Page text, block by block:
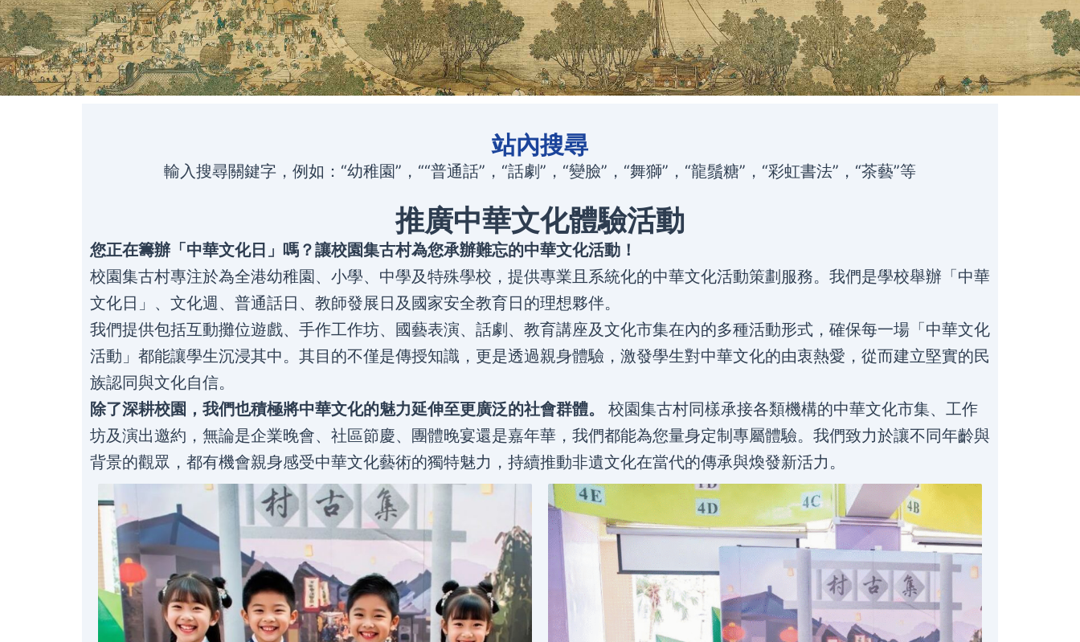
站內搜尋
輸入搜尋關鍵字，例如：“幼稚園” ，““普通話” ，“話劇”，“變臉”，“舞獅”，“龍鬚糖”，“彩虹書法”，“茶藝”等
推廣中華文化體驗活動
您正在籌辦「中華文化日」嗎？讓校園集古村為您承辦難忘的中華文化活動！
校園集古村專注於為全港幼稚園、小學、中學及特殊學校，提供專業且系統化的中華文化活動策劃服務。我們是學校舉辦「中華
文化日」、文化週、普通話日、教師發展日及國家安全教育日的理想夥伴。
我們提供包括互動攤位遊戲、手作工作坊、國藝表演、話劇、教育講座及文化市集在內的多種活動形式，確保每一場「中華文化
活動」都能讓學生沉浸其中。其目的不僅是傳授知識，更是透過親身體驗，激發學生對中華文化的由衷熱愛，從而建立堅實的民
族認同與文化自信。
除了深耕校園，我們也積極將中華文化的魅力延伸至更廣泛的社會群體。
校園集古村同樣承接各類機構的中華文化市集、工作
坊及演出邀約，無論是企業晚會、社區節慶、團體晚宴還是嘉年華，我們都能為您量身定制專屬體驗。我們致力於讓不同年齡與
背景的觀眾，都有機會親身感受中華文化藝術的獨特魅力，持續推動非遺文化在當代的傳承與煥發新活力。